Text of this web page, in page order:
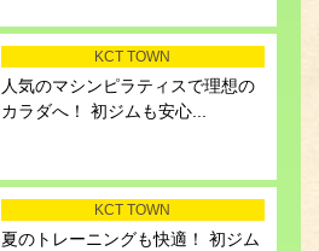
KCT TOWN
人気のマシンピラティスで理想の
カラダへ！ 初ジムも安心...
KCT TOWN
夏のトレーニングも快適！ 初ジム